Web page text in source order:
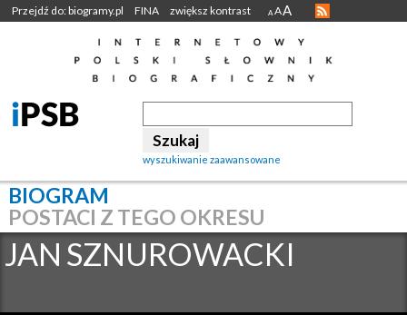
Przejdź do: biogramy.pl FINA zwiększ kontrast A AA
wyszukiwanie zaawansowane
BIOGRAM
POSTACI Z TEGO OKRESU
JAN SZNUROWACKI